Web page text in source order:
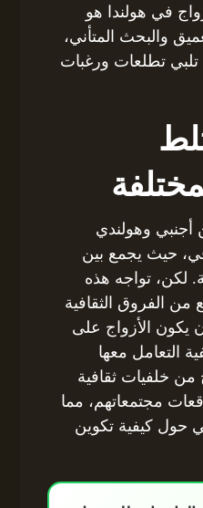
في هولندا هو
والبحث المتأني،
تطلعات ورغبات
أجنبي وهولندي
حيث يجمع بين
لكن، تواجه هذه
من الفروق الثقافية
يكون الأزواج على
التعامل معها
من خلفيات ثقافية
مجتمعاتهم، مما
حول كيفية تكوين